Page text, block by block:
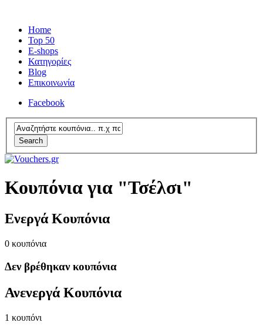
Home
Top 50
E-shops
Κατηγορίες
Blog
Επικοινωνία
Facebook
Search
Κουπόνια για "Τσέλσι"
Ενεργά Κουπόνια
0 κουπόνια
Δεν βρέθηκαν κουπόνια
Ανενεργά Κουπόνια
1 κουπόνι